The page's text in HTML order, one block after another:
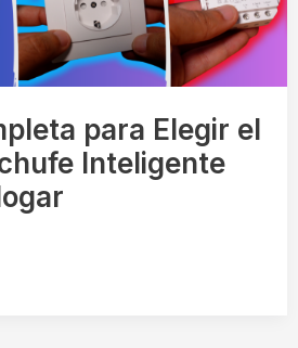
para Elegir el
Inteligente